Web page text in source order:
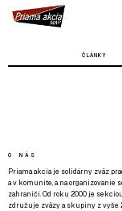
ČLÁNKY
O NÁS
Priama akcia je solidárny zväz
a v komunite, a na organizovanie
zahraničí. Od roku 2000 je
združuje zväzy a skupiny z vyše